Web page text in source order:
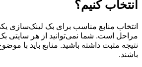
انتخاب کنیم؟
انتخاب منابع مناسب برای بک لینک‌سازی
مراحل است. شما نمی‌توانید از هر سایتی بک
نتیجه مثبت داشته باشید. منابع باید با
باشند.